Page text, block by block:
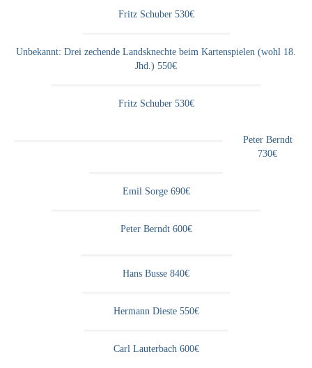
Weitere Themenflyer
Walter Becker (1893-1984) Malerei und Grafik
Fritz Schuber 530€
Unbekannt: Drei zechende Landsknechte beim Kartenspielen (wohl 18.
Jhd.) 550€
Fritz Schuber 530€
Peter Berndt
730€
Emil Sorge 690€
Peter Berndt 600€
Hans Busse 840€
Hermann Dieste 550€
Carl Lauterbach 600€